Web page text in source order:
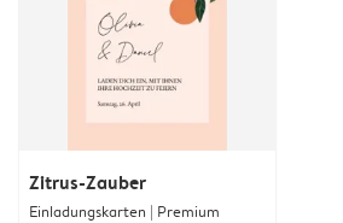
Zitrus-Zauber
Einladungskarten | Premium